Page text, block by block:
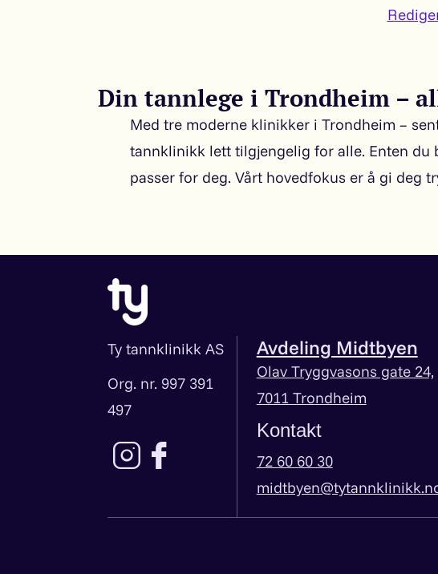
Din tannlege i Trondheim –
Med tre moderne klinikker i Trondheim –
tannklinikk lett tilgjengelig for alle. Enten du
passer for deg. Vårt hovedfokus er å gi deg
Ty tannklinikk AS
Org. nr. 997 391
497
Lenke til instagram
Lenke til facebook
Avdeling Midtbyen
Olav Tryggvasons gate 24,
7011 Trondheim
Kontakt
72 60 60 30